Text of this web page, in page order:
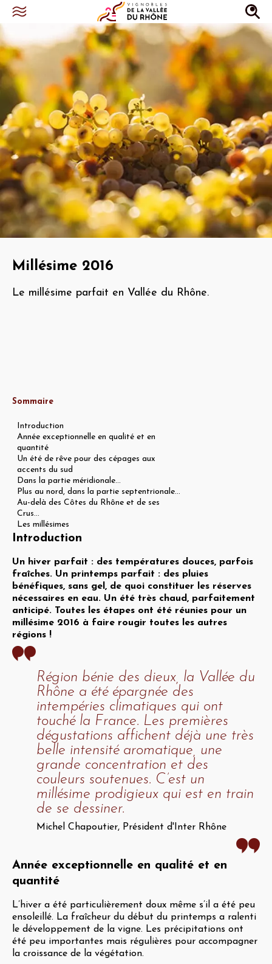
Millésime 2016
Le millésime parfait en Vallée du Rhône.
Sommaire
Introduction
Année exceptionnelle en qualité et en
quantité
Un été de rêve pour des cépages aux
accents du sud
Dans la partie méridionale...
Plus au nord, dans la partie septentrionale...
Au-delà des Côtes du Rhône et de ses
Crus...
Les millésimes
Introduction
Un hiver parfait : des températures douces, parfois
fraîches. Un printemps parfait : des pluies
bénéfiques, sans gel, de quoi constituer les réserves
nécessaires en eau. Un été très chaud, parfaitement
anticipé. Toutes les étapes ont été réunies pour un
millésime 2016 à faire rougir toutes les autres
régions !
Région bénie des dieux, la Vallée du
Rhône a été épargnée des
intempéries climatiques qui ont
touché la France. Les premières
dégustations affichent déjà une très
belle intensité aromatique, une
grande concentration et des
couleurs soutenues. C’est un
millésime prodigieux qui est en train
de se dessiner.
Michel Chapoutier, Président d'Inter Rhône
Année exceptionnelle en qualité et en
quantité
L’hiver a été particulièrement doux même s’il a été peu
ensoleillé. La fraîcheur du début du printemps a ralenti
le développement de la vigne. Les précipitations ont
été peu importantes mais régulières pour accompagner
la croissance de la végétation.